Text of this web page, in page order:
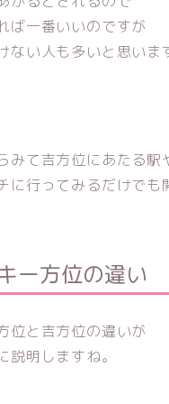
ば一番いいのですが
ない人も多いと思いま
みて吉方位にあたる駅
に行ってみるだけで
ー方位の違い
位と吉方位の違いが
明しますね。